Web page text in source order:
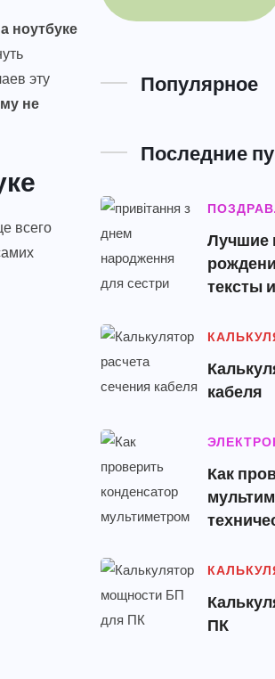
ноутбуке
эту
не
всего
Популярное
Последние
Лучшие
тексты и
кабеля
Как
ПК